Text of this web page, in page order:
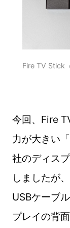
Fire TV Stick
今回、Fire
力が大きい
社のディス
しましたが
USBケーブ
プレイの背